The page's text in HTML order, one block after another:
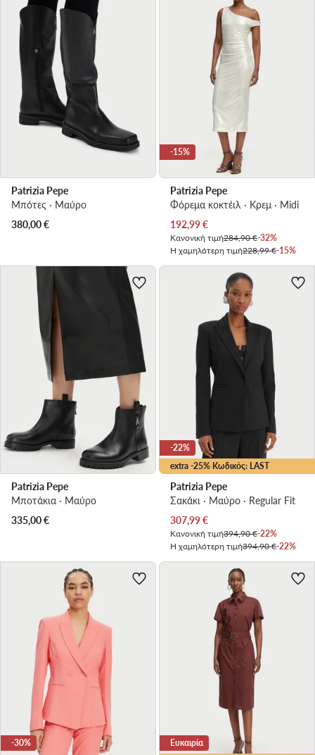
Patrizia Pepe
Μπότες · Μαύρο
380,00€
-15%
Patrizia Pepe
Φόρεμα κοκτέιλ · Κρεμ · Midi
Τρέχουσα τιμή
192,99€
Κανονική τιμή284,90 €-32%
Η χαμηλότερη τιμή228,99 €-15%
Patrizia Pepe
Μποτάκια · Μαύρο
335,00€
extra -25% Κωδικός: LAST
-22%
Patrizia Pepe
Σακάκι · Μαύρο · Regular Fit
Τρέχουσα τιμή
307,99€
Κανονική τιμή394,90 €-22%
Η χαμηλότερη τιμή394,90 €-22%
-30% Ευκαιρία